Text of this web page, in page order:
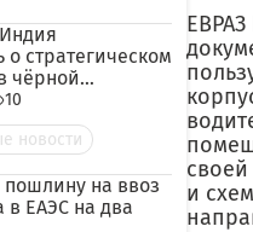
о стратегическом
чёрной
10
новости
пошлину на ввоз
в ЕАЭС на два
и